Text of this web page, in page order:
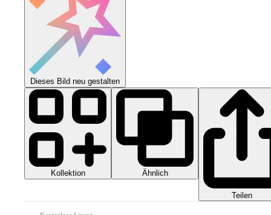
Dieses Bild neu gestalten
Kollektion Ähnlich
Teilen